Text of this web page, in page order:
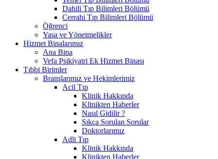
Dahili Tıp Bilimleri Bölümü
Cerrahi Tıp Bilimleri Bölümü
Öğrenci
Yasa ve Yönetmelikler
Hizmet Binalarımız
Ana Bina
Vefa Psikiyatri Ek Hizmet Binası
Tıbbi Birimler
Branşlarımız ve Hekimlerimiz
Acil Tıp
Klinik Hakkında
Klinikten Haberler
Nasıl Gidilir ?
Sıkça Sorulan Sorular
Doktorlarımız
Adli Tıp
Klinik Hakkında
Klinikten Haberler